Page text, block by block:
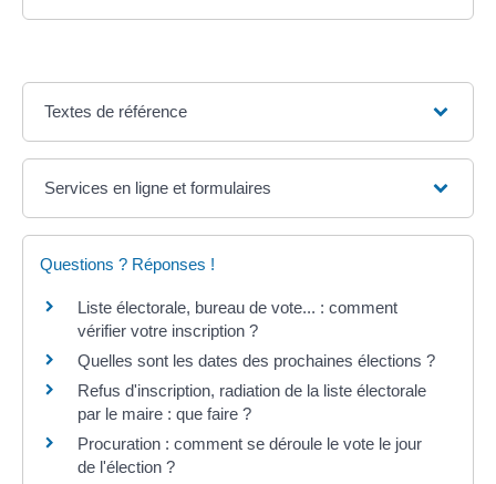
Textes de référence
Services en ligne et formulaires
Questions ? Réponses !
Liste électorale, bureau de vote... : comment
vérifier votre inscription ?
Quelles sont les dates des prochaines élections ?
Refus d'inscription, radiation de la liste électorale
par le maire : que faire ?
Procuration : comment se déroule le vote le jour
de l'élection ?